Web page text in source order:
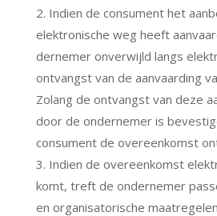
2. Indien de consument het
elektronische weg heeft
dernemer onverwijld langs
ontvangst van de aanvaarding
Zolang de ontvangst van deze
door de ondernemer is
consument de overeenkomst
3. Indien de overeenkomst
komt, treft de ondernemer
en organisatorische